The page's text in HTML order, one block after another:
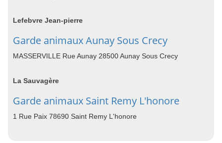
Lefebvre Jean-pierre
Garde animaux Aunay Sous Crecy
MASSERVILLE Rue Aunay 28500 Aunay Sous Crecy
La Sauvagère
Garde animaux Saint Remy L'honore
1 Rue Paix 78690 Saint Remy L'honore